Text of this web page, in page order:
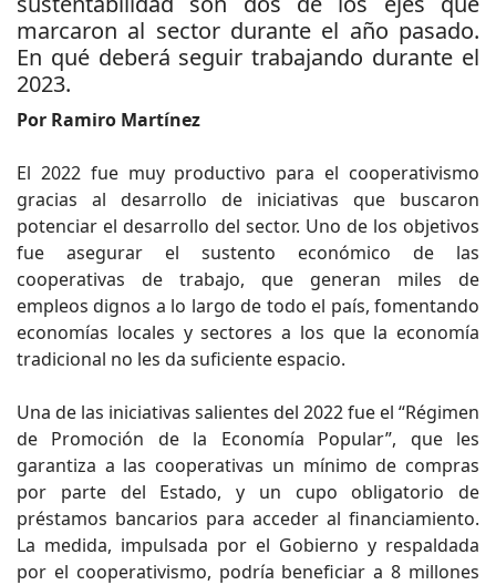
marcaron al sector durante el año pasado.
En qué deberá seguir trabajando durante el
2023.
Por Ramiro Martínez
El 2022 fue muy productivo para el cooperativismo
gracias al desarrollo de iniciativas que buscaron
potenciar el desarrollo del sector. Uno de los objetivos
fue asegurar el sustento económico de las
cooperativas de trabajo, que generan miles de
empleos dignos a lo largo de todo el país, fomentando
economías locales y sectores a los que la economía
tradicional no les da suficiente espacio.
Una de las iniciativas salientes del 2022 fue el “Régimen
de Promoción de la Economía Popular”, que les
garantiza a las cooperativas un mínimo de compras
por parte del Estado, y un cupo obligatorio de
préstamos bancarios para acceder al financiamiento.
La medida, impulsada por el Gobierno y respaldada
por el cooperativismo, podría beneficiar a 8 millones